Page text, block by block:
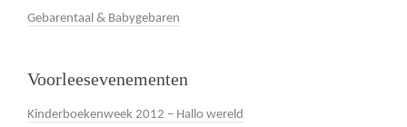
Gebarentaal & Babygebaren
Voorleesevenementen
Kinderboekenweek 2012 – Hallo wereld